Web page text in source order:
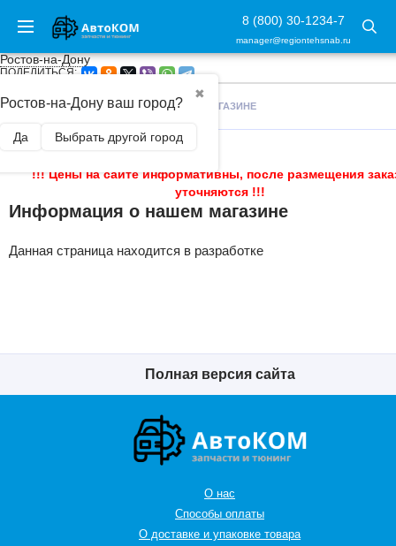
8 (800) 30-1234-7
manager@regiontehsnab.ru
Ростов-на-Дону
✖
Ростов-на-Дону ваш город?
Да Выбрать другой город
ПОДЕЛИТЬСЯ:
ГЛАВНАЯ / ИНФОРМАЦИЯ О НАШЕМ МАГАЗИНЕ
!!! Цены на сайте информативны, после размещения
уточняются !!!
Информация о нашем магазине
Данная страница находится в разработке
Полная версия сайта
О нас
Способы оплаты
О доставке и упаковке товара